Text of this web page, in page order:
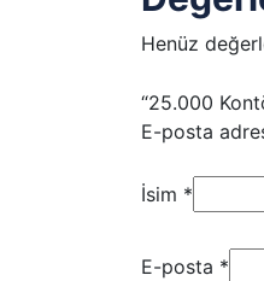
Henüz
“25.000
E-posta
İsim *
E-posta *